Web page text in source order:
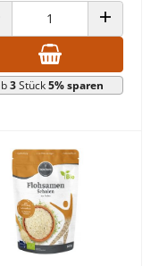
VERRINGERN ANZAHL
3Stück5% sparen